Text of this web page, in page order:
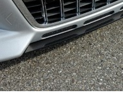
г. Москва,
ул
Маршрут на Авто|
Телефон:
+7
График работы по
пн-пт 10:30-19:00,